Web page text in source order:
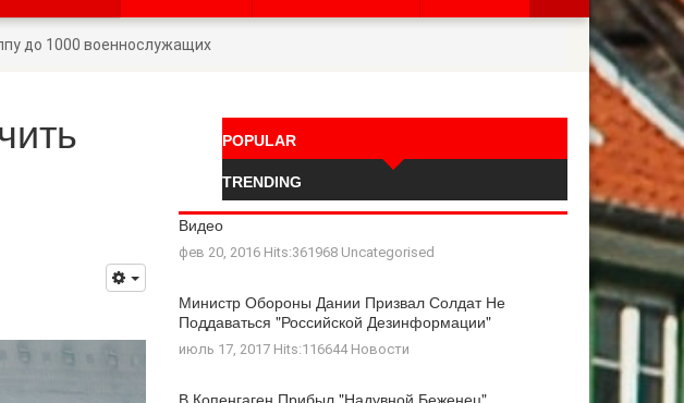
до 1000 военнослужащих
POPULAR
TRENDING
Видео
фев 20, 2016 Hits:361968 Uncategorised
Министр Обороны Дании Призвал Солдат Не
Поддаваться "российской Дезинформации"
июль 17, 2017 Hits:116644 Новости
В Копенгаген Прибыл "Надувной Беженец",